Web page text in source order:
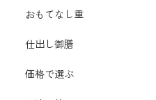
おもてなし重
仕出し御膳
価格で選ぶ